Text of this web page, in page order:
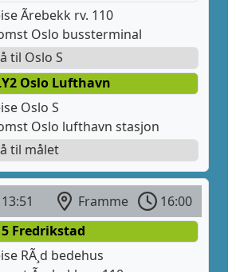
Ãrebekk rv. 110
Oslo bussterminal
til Oslo S
Oslo Lufthavn
Oslo S
Oslo lufthavn stasjon
til målet
13:51 Framme
16:00
Fredrikstad
RÃ¸d bedehus